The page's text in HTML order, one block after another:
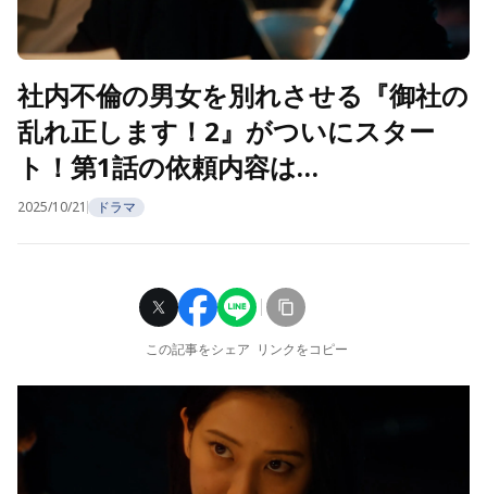
社内不倫の男女を別れさせる『御社の
乱れ正します！2』がついにスター
ト！第1話の依頼内容は…
2025/10/21 ドラマ
この記事をシェア リンクをコピー